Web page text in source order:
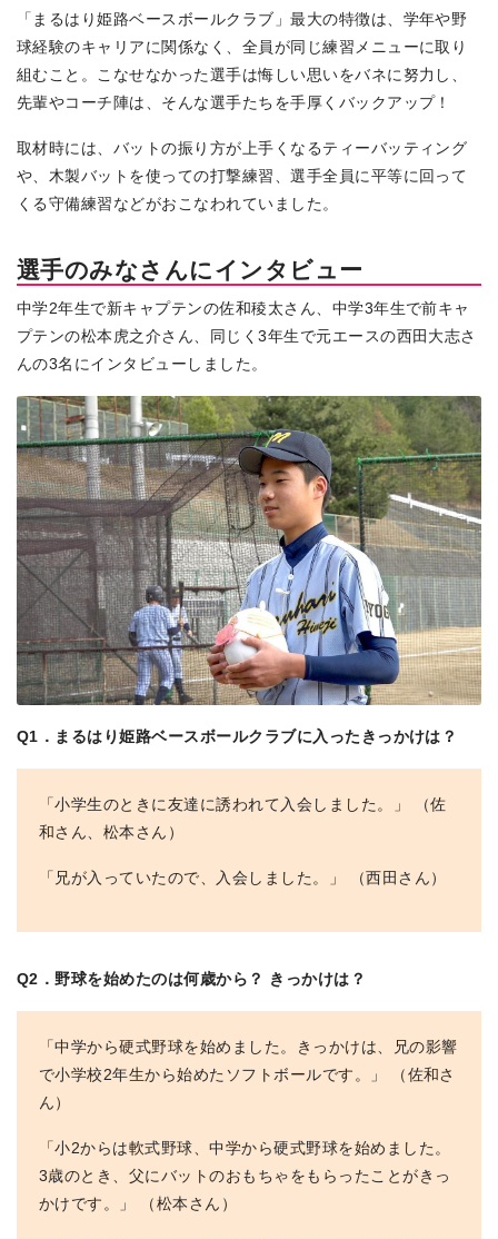
「まるはり姫路ベースボールクラブ」最大の特徴は、学年や野
球経験のキャリアに関係なく、全員が同じ練習メニューに取り
組むこと。こなせなかった選手は悔しい思いをバネに努力し、
先輩やコーチ陣は、そんな選手たちを手厚くバックアップ！
取材時には、バットの振り方が上手くなるティーバッティング
や、木製バットを使っての打撃練習、選手全員に平等に回って
くる守備練習などがおこなわれていました。
選手のみなさんにインタビュー
中学2年生で新キャプテンの佐和稜太さん、中学3年生で前キャ
プテンの松本虎之介さん、同じく3年生で元エースの西田大志さ
んの3名にインタビューしました。
Q1．まるはり姫路ベースボールクラブに入ったきっかけは？
「小学生のときに友達に誘われて入会しました。」 （佐
和さん、松本さん）
「兄が入っていたので、入会しました。」 （西田さん）
Q2．野球を始めたのは何歳から？ きっかけは？
「中学から硬式野球を始めました。きっかけは、兄の影響
で小学校2年生から始めたソフトボールです。」 （佐和さ
ん）
「小2からは軟式野球、中学から硬式野球を始めました。
3歳のとき、父にバットのおもちゃをもらったことがきっ
かけです。」 （松本さん）